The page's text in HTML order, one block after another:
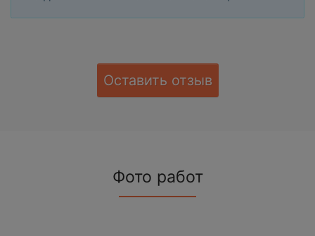
Оставить отзыв
Фото работ